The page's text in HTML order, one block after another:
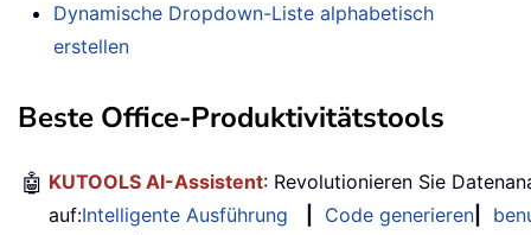
Dynamische Dropdown-Liste alphabetisch
erstellen
Beste Office-Produktivitätstools
🤖 KUTOOLS AI-Assistent: Revolutionieren Sie
auf:Intelligente Ausführung Code generieren